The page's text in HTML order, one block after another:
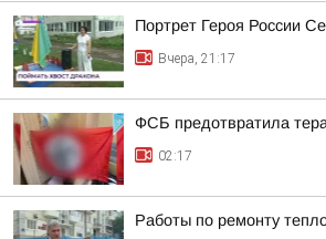
Портрет Героя России
Вчера, 21:17
ФСБ предотвратила
02:17
Работы по ремонту